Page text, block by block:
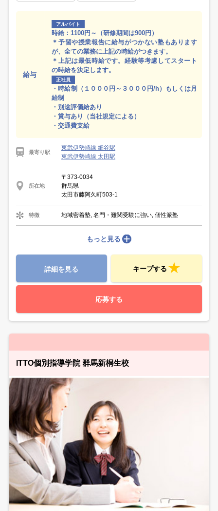
給与
アルバイト
時給：1100円～（研修期間は900円）
＊予習や授業報告に給与がつかない塾もあります
が、全ての業務に上記の時給がつきます。
＊上記は最低時給です。経験等考慮してスタート
の時給を決定します。
正社員
・時給制（１０００円～３０００円/h）もしくは月
給制
・別途評価給あり
・賞与あり（当社規定による）
・交通費支給
最寄り駅
東武伊勢崎線 細谷駅
東武伊勢崎線 太田駅
所在地
〒373-0034
群馬県
太田市藤阿久町503-1
特徴 地域密着塾, 名門・難関受験に強い, 個性派塾
もっと見る
詳細を見る キープする
応募する
ITTO個別指導学院 群馬新桐生校